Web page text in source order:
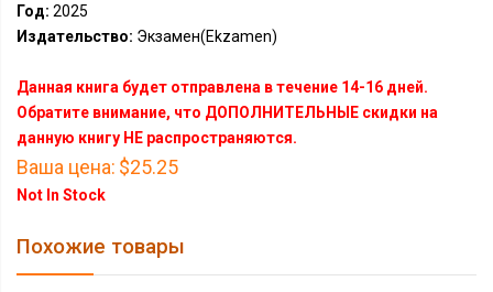
Год: 2025
Издательство: Экзамен(Ekzamen)
Данная книга будет отправлена в течение 14-16 дней.
Обратите внимание, что ДОПОЛНИТЕЛЬНЫЕ скидки на
данную книгу НЕ распространяются.
Ваша цена: $25.25
Not In Stock
Похожие товары